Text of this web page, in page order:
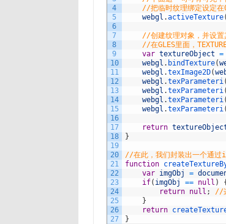
4
5
6
7
8
9
10
11
12
13
14
15
16
17
18
19
20
21
22
23
24
25
26
27
//把临时纹理绑定设定在0
webgl .activeTexture(
//创建纹理对象，并设置
//在GLES里面，
var textureObject =
webgl . bindTexture(
webgl .texImage2D(
webgl .texParameteri(
webgl .texParameteri(
webgl .texParameteri(
webgl .texParameteri(
return
}
//在此，我们封装出一个通过
function
var imgObj =
if( imgObj == null )
{
return null ;
//
}
return
}